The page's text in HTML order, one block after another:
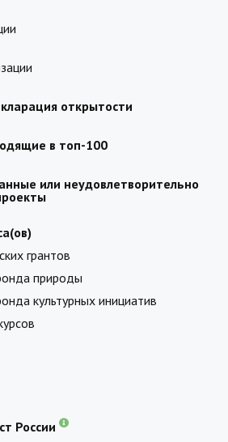
открытости
в топ-100
или неудовлетворительно
грантов
природы
культурных инициатив
России